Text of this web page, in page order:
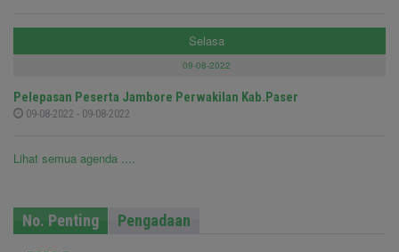
Selasa
09-08-2022
Pelepasan Peserta Jambore Perwakilan Kab.Paser
09-08-2022 - 09-08-2022
Lihat semua agenda ....
No. Penting Pengadaan